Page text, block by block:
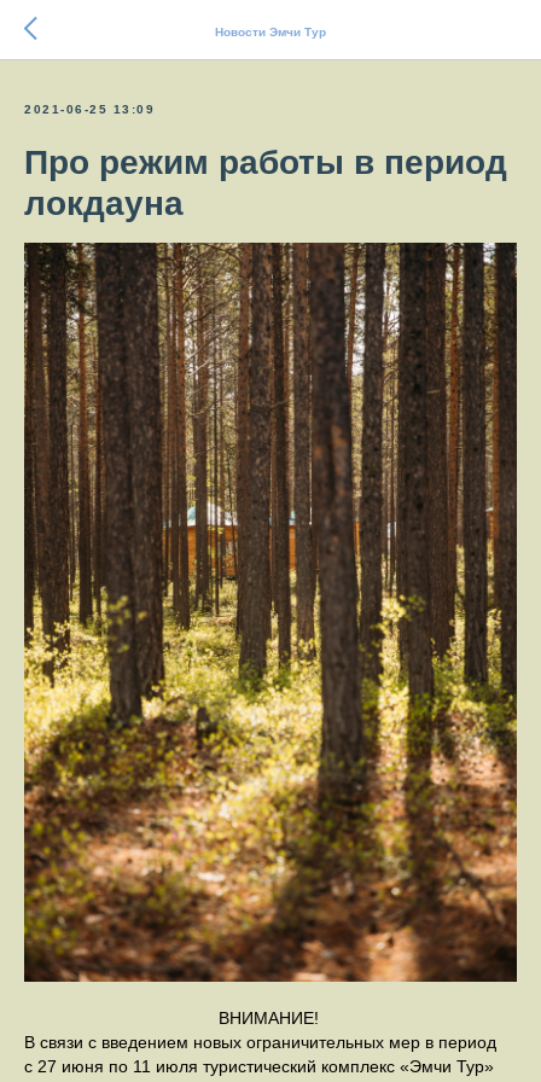
Новости Эмчи Тур
2021-06-25 13:09
Про режим работы в период
локдауна
ВНИМАНИЕ!
В связи с введением новых ограничительных мер в период
с 27 июня по 11 июля туристический комплекс «Эмчи Тур»